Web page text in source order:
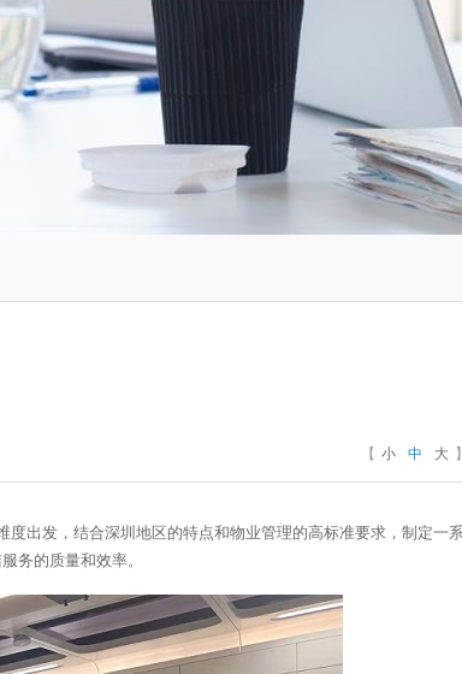
【 小 中 大 】
维度出发，结合深圳地区的特点和物业管理的高标准要求，制定一
务的质量和效率。